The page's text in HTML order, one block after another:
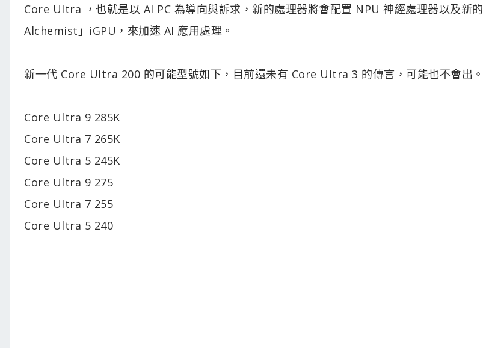
Core Ultra ，也就是以 AI PC 為導向與訴求，新的處理器將會配置 NPU 神經處理器以及新的
Alchemist」iGPU，來加速 AI 應用處理。
新一代 Core Ultra 200 的可能型號如下，目前還未有 Core Ultra 3 的傳言，可能也不會出。
Core Ultra 9 285K
Core Ultra 7 265K
Core Ultra 5 245K
Core Ultra 9 275
Core Ultra 7 255
Core Ultra 5 240